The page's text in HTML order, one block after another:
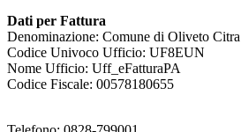
Dati per Fattura
Denominazione: Comune di Oliveto Citra
Codice Univoco Ufficio: UF8EUN
Nome Ufficio: Uff_eFatturaPA
Codice Fiscale: 00578180655